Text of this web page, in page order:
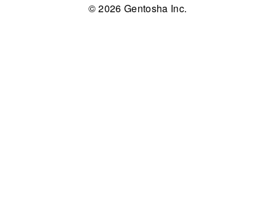
© 2026 Gentosha Inc.